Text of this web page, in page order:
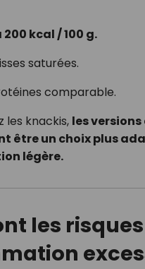
200 kcal / 100 g.
saturées.
comparable.
les knackis, les versions
être un choix plus
légère.
les